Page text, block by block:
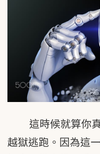
這時候就算你
越獄逃跑。因為這